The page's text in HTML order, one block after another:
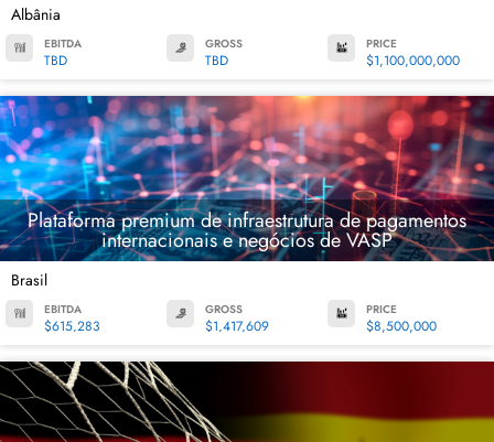
Albânia
EBITDA
TBD
GROSS
TBD
PRICE
$1,100,000,000
Plataforma premium de infraestrutura de pagamentos
internacionais e negócios de VASP
Brasil
EBITDA
$615,283
GROSS
$1,417,609
PRICE
$8,500,000